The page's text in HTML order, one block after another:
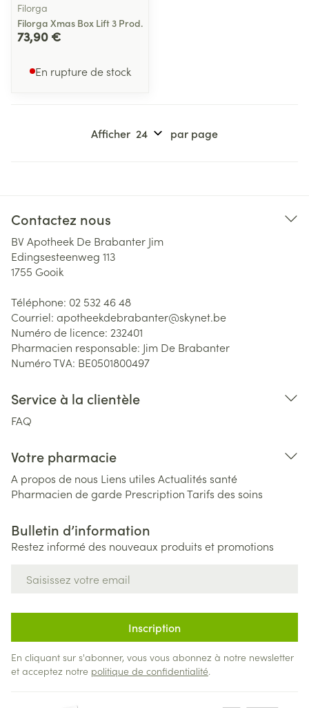
Filorga
Filorga Xmas Box Lift 3 Prod.
73,90 €
En rupture de stock
Afficher par page
Contactez nous
BV Apotheek De Brabanter Jim
Edingsesteenweg 113
1755 Gooik
Téléphone: 02 532 46 48
Courriel: apotheekdebrabanter@skynet.be
Numéro de licence: 232401
Pharmacien responsable: Jim De Brabanter
Numéro TVA: BE0501800497
Service à la clientèle
FAQ
Votre pharmacie
A propos de nous Liens utiles Actualités santé
Pharmacien de garde PrescriptionTarifs des soins
Bulletin d’information
Restez informé des nouveaux produits et promotions
Inscription
En cliquant sur s'abonner, vous vous abonnez à notre newsletter
et acceptez notre politique de confidentialité.